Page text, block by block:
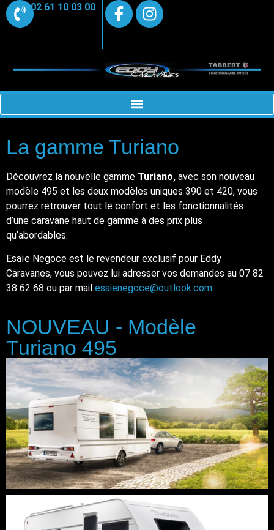
02 61 10 03 00
La gamme Turiano
Découvrez la nouvelle gamme Turiano, avec son nouveau
modèle 495 et les deux modèles uniques 390 et 420, vous
pourrez retrouver tout le confort et les fonctionnalités
d’une caravane haut de gamme à des prix plus
qu’abordables.
Esaïe Negoce est le revendeur exclusif pour Eddy
Caravanes, vous pouvez lui adresser vos demandes au 07 82
38 62 68 ou par mail esaienegoce@outlook.com
NOUVEAU - Modèle
Turiano 495